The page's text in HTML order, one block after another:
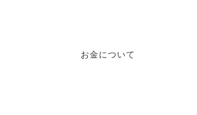
お金について